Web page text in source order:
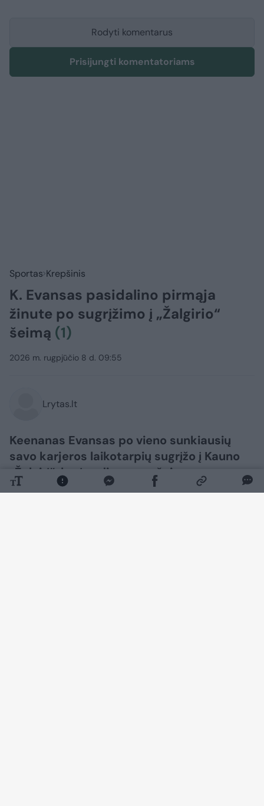
Rodyti komentarus
Prisijungti komentatoriams
Sportas Krepšinis
K. Evansas pasidalino pirmąja
žinute po sugrįžimo į „Žalgirio“
šeimą (1)
2026 m. rugpjūčio 8 d. 09:55
Lrytas.lt
Keenanas Evansas po vieno sunkiausių
savo karjeros laikotarpių sugrįžo į Kauno
„Žalgirį“, kurį vadina savo šeima.